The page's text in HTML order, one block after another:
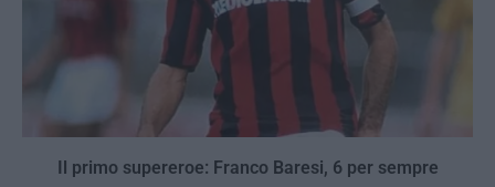
Il primo supereroe: Franco Baresi, 6 per sempre